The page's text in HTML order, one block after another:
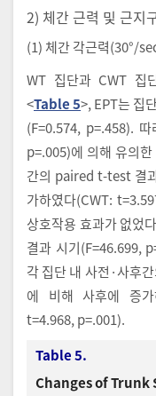
2) 체간 근력 및 근지
(1) 체간 각근력(30°/
WT 집단과 CWT 집
<Table 5>, EPT는 집
(F=0.574, p=.458).
p=.005)에 의해 유의
간의 paired t-test 결
가하였다(CWT:
상호작용 효과가 없었
결과 시기(F=46.699,
각 집단 내 사전·사후
에 비해 사후에 증
t=4.968, p=.001).
Table 5.
Changes of Trunk